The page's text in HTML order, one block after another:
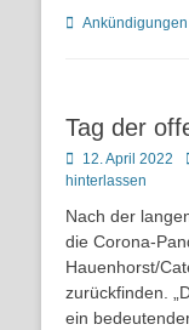
Kategorien
Ankündigungen
Tag der
Posted
on
12. April 2022
hinterlassen
Nach der
die Corona-
Hauenhorst/
zurückfinden.
ein